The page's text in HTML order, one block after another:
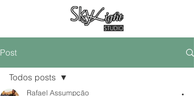
Post
Todos posts
Rafael Assumpção